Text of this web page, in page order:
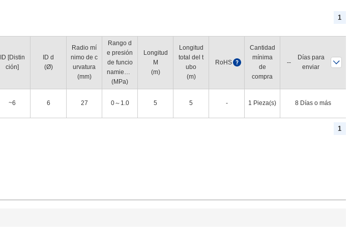
1
ID [Distin
ción]
ID d
(Ø)
Radio mí
nimo de c
urvatura
(mm)
Rango d
e presión
de funcio
namiento
(con aire)
(MPa)
Longitud
M
(m)
Longitud
total del t
ubo
(m)
RoHS ?
Cantidad
mínima
de
compra
~6 6 27 0～1.0 5 5 - 1 Pieza(s)
Días para
enviar
8 Días o más
1